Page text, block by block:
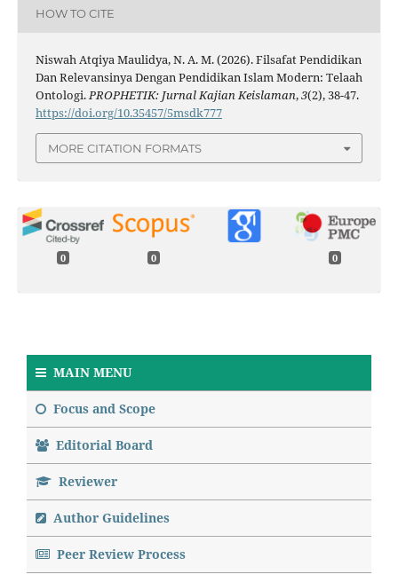
HOW TO CITE
Niswah Atqiya Maulidya, N. A. M. (2026). Filsafat Pendidikan
Dan Relevansinya Dengan Pendidikan Islam Modern: Telaah
Ontologi.PROPHETIK: Jurnal Kajian Keislaman,3(2), 38-47.
https://doi.org/10.35457/5msdk777
MORE CITATION FORMATS
0 0 0
MAIN MENU
Focus and Scope
Editorial Board
Reviewer
Author Guidelines
Peer Review Process